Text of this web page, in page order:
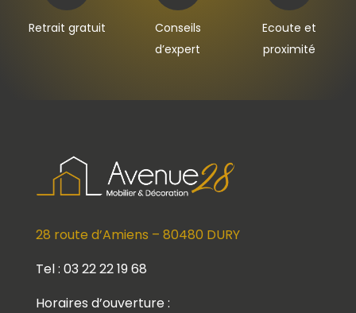
Retrait gratuit
Conseils
d’expert
Ecoute et
proximité
28 route d’Amiens – 80480 DURY
Tel : 03 22 22 19 68
Horaires d’ouverture :